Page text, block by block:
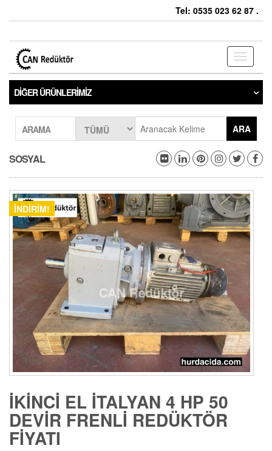
Tel: 0535 023 62 87 .
Toggle
DIĞER ÜRÜNLERIMIZ
ARAMA ARA
SOSYAL
İNDIRIM!
İKINCI EL İTALYAN 4 HP 50
DEVIR FRENLI REDÜKTÖR
FIYATI